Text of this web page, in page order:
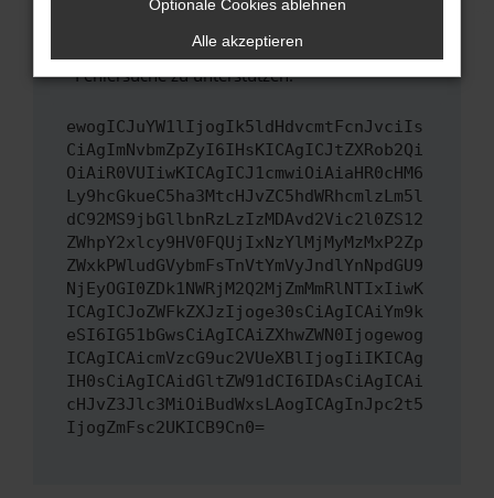
uns diesen Text schicken, um uns bei der
Fehlersuche zu unterstützen:
ewogICJuYW1lIjogIk5ldHdvcmtFcnJvciIs
CiAgImNvbmZpZyI6IHsKICAgICJtZXRob2Qi
OiAiR0VUIiwKICAgICJ1cmwiOiAiaHR0cHM6
Ly9hcGkueC5ha3MtcHJvZC5hdWRhcmlzLm5l
dC92MS9jbGllbnRzLzIzMDAvd2Vic2l0ZS12
ZWhpY2xlcy9HV0FQUjIxNzYlMjMyMzMxP2Zp
ZWxkPWludGVybmFsTnVtYmVyJndlYnNpdGU9
NjEyOGI0ZDk1NWRjM2Q2MjZmMmRlNTIxIiwK
ICAgICJoZWFkZXJzIjoge30sCiAgICAiYm9k
eSI6IG51bGwsCiAgICAiZXhwZWN0Ijogewog
ICAgICAicmVzcG9uc2VUeXBlIjogIiIKICAg
IH0sCiAgICAidGltZW91dCI6IDAsCiAgICAi
cHJvZ3Jlc3MiOiBudWxsLAogICAgInJpc2t5
IjogZmFsc2UKICB9Cn0=
Optionale Cookies ablehnen
Alle akzeptieren